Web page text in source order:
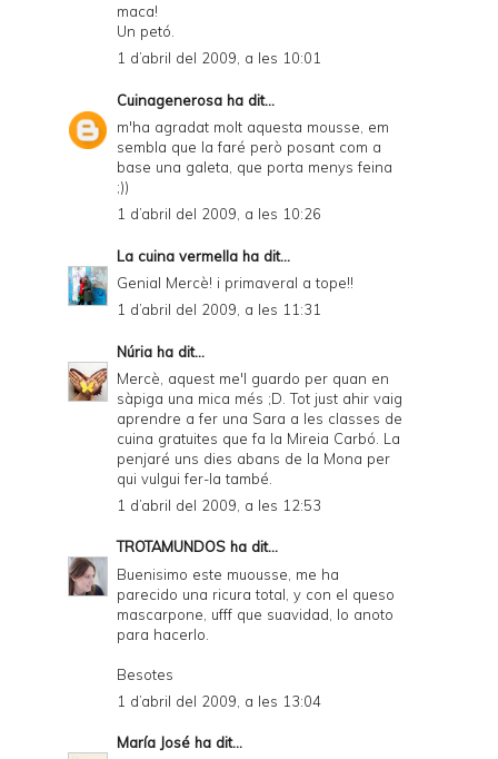
maca!
Un petó.
1 d’abril del 2009, a les 10:01
Cuinagenerosa ha dit...
m'ha agradat molt aquesta mousse, em
sembla que la faré però posant com a
base una galeta, que porta menys feina
;))
1 d’abril del 2009, a les 10:26
La cuina vermella ha dit...
Genial Mercè! i primaveral a tope!!
1 d’abril del 2009, a les 11:31
Núria ha dit...
Mercè, aquest me'l guardo per quan en
sàpiga una mica més ;D. Tot just ahir vaig
aprendre a fer una Sara a les classes de
cuina gratuites que fa la Mireia Carbó. La
penjaré uns dies abans de la Mona per
qui vulgui fer-la també.
1 d’abril del 2009, a les 12:53
TROTAMUNDOS ha dit...
Buenisimo este muousse, me ha
parecido una ricura total, y con el queso
mascarpone, ufff que suavidad, lo anoto
para hacerlo.
Besotes
1 d’abril del 2009, a les 13:04
María José ha dit...